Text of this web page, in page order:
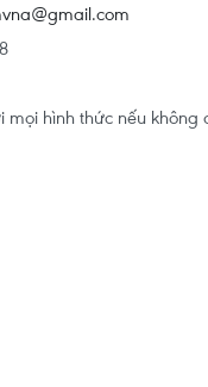
hình thức nếu